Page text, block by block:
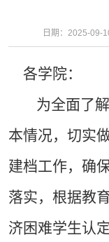
日期：2025-09-
各学院：
为全面了
本情况，切实
建档工作，确
落实，根据教
济困难学生认